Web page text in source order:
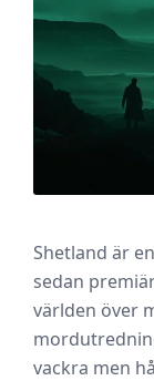
Shetland är
sedan
världen över
vackra men